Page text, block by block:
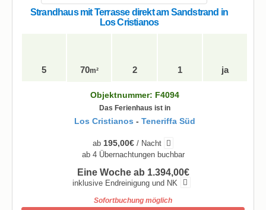
Strandhaus mit Terrasse direkt am Sandstrand in
Los Cristianos
5 70m² 2 1 ja
Objektnummer: F4094
Das Ferienhaus ist in
Los Cristianos - Teneriffa Süd
ab 195,00€/ Nacht
ab 4 Übernachtungen buchbar
Eine Woche ab 1.394,00€
inklusive Endreinigung und NK
Sofortbuchung möglich